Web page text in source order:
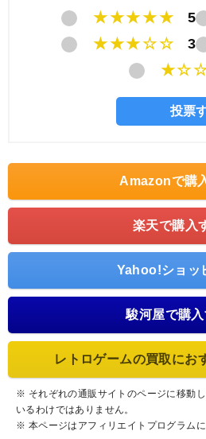
★★★★★ 5
★★★☆☆
3
Amazonで購
楽天で購入
Yahoo!ショッ
駿河屋で購入
レトロゲームの買取にお
※ それぞれの通販サイトのページに移動
いるわけではありません。
※ 本ページはアフィリエイトプログラムに